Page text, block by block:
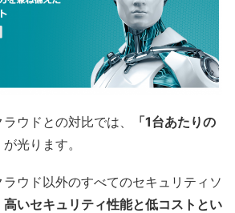
ウドとの対比では、
「1台あたりの
が光ります。
ウド以外のすべてのセキュリティソ
高いセキュリティ性能と低コストとい